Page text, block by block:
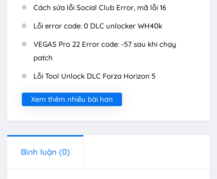
Cách sửa lỗi Social Club Error, mã lỗi 16
Lỗi error code: 0 DLC unlocker WH40k
VEGAS Pro 22 Error code: -57 sau khi chạy
patch
Lỗi Tool Unlock DLC Forza Horizon 5
Xem thêm nhiều bài hơn
Bình luận (0)